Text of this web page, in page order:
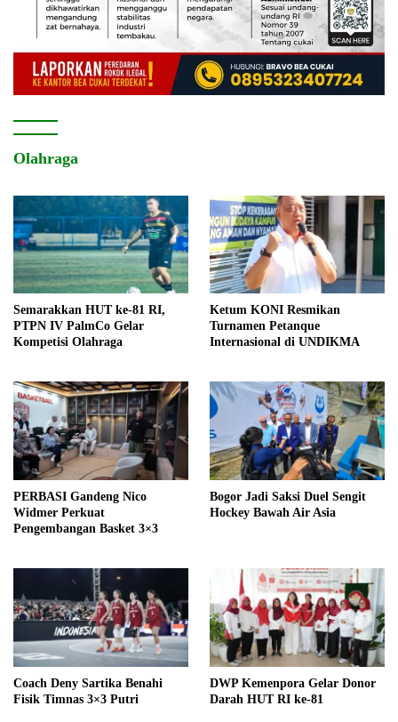
Olahraga
Semarakkan HUT ke-81 RI,
PTPN IV PalmCo Gelar
Kompetisi Olahraga
Ketum KONI Resmikan
Turnamen Petanque
Internasional di UNDIKMA
PERBASI Gandeng Nico
Widmer Perkuat
Pengembangan Basket 3×3
Bogor Jadi Saksi Duel Sengit
Hockey Bawah Air Asia
Coach Deny Sartika Benahi
Fisik Timnas 3×3 Putri
DWP Kemenpora Gelar Donor
Darah HUT RI ke-81